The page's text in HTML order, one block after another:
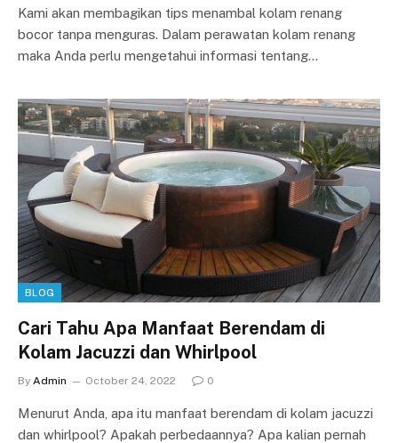
Kami akan membagikan tips menambal kolam renang
bocor tanpa menguras. Dalam perawatan kolam renang
maka Anda perlu mengetahui informasi tentang…
BLOG
Cari Tahu Apa Manfaat Berendam di
Kolam Jacuzzi dan Whirlpool
By Admin October 24, 2022 0
Menurut Anda, apa itu manfaat berendam di kolam jacuzzi
dan whirlpool? Apakah perbedaannya? Apa kalian pernah